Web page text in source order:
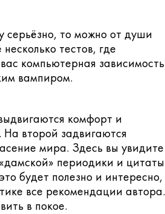
серьёзно, то можно от души
тестов, где
компьютерная зависимость
вампиром.
комфорт и
второй задвигаются
мира. Здесь вы увидите
периодики и цитаты
будет полезно и интересно,
все рекомендации автора.
в покое.